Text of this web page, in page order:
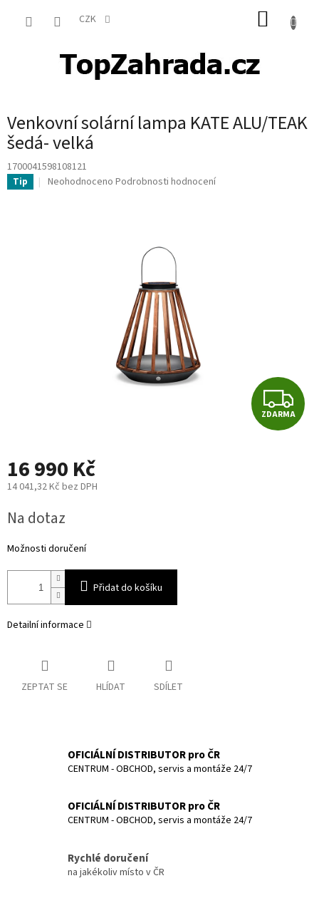
CZK
Venkovní solární lampa KATE ALU/TEAK
šedá- velká
1700041598108121
Tip
Průměrné
Neohodnoceno Podrobnosti hodnocení
Z
D
ZDARMA
16 990 Kč
14 041,32 Kč bez DPH
cena:
Na dotaz
Možnosti doručení
Přidat do košíku
Detailní informace
ZEPTAT SE HLÍDAT SDÍLET
OFICIÁLNÍ DISTRIBUTOR pro ČR
CENTRUM - OBCHOD, servis a montáže 24/7
OFICIÁLNÍ DISTRIBUTOR pro ČR
CENTRUM - OBCHOD, servis a montáže 24/7
Rychlé doručení
na jakékoliv místo v ČR